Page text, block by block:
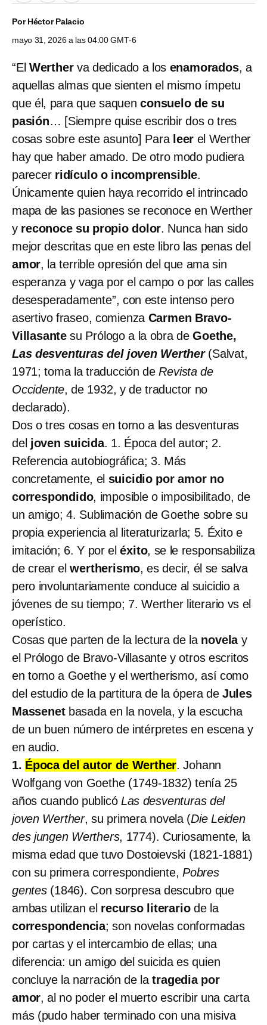
PorHéctor Palacio
mayo 31, 2026 a las 04:00 GMT-6
“El Wertherva dedicado a los enamorados, a
aquellas almas que sienten el mismo ímpetu
que él, para que saquenconsuelo de su
pasión… [Siempre quise escribir dos o tres
cosas sobre este asunto] Para leer el Werther
hay que haber amado. De otro modo pudiera
parecer ridículo o incomprensible.
Únicamente quien haya recorrido el intrincado
mapa de las pasiones se reconoce en Werther
y reconoce su propio dolor. Nunca han sido
mejor descritas que en este libro las penas del
amor, la terrible opresión del que ama sin
esperanza y vaga por el campo o por las calles
desesperadamente”, con este intenso pero
asertivo fraseo, comienza Carmen Bravo-
Villasante su Prólogo a la obra deGoethe,
Las desventuras del joven Werther (Salvat,
1971; toma la traducción deRevista de
Occidente, de 1932, y de traductor no
declarado).
Dos o tres cosas en torno a las desventuras
del joven suicida. 1. Época del autor; 2.
Referencia autobiográfica; 3. Más
concretamente, el suicidio por amor no
correspondido, imposible o imposibilitado, de
un amigo; 4. Sublimación de Goethe sobre su
propia experiencia al literaturizarla; 5. Éxito e
imitación; 6. Y por eléxito, se le responsabiliza
de crear elwertherismo, es decir, él se salva
pero involuntariamente conduce al suicidio a
jóvenes de su tiempo; 7. Werther literario vs el
operístico.
Cosas que parten de la lectura de la novelay
el Prólogo de Bravo-Villasante y otros escritos
en torno a Goethe y el wertherismo, así como
del estudio de la partitura de la ópera deJules
Massenetbasada en la novela, y la escucha
de un buen número de intérpretes en escena y
en audio.
1. Época del autor de Werther. Johann
Wolfgang von Goethe (1749-1832) tenía 25
años cuando publicó Las desventuras del
joven Werther, su primera novela (Die Leiden
des jungen Werthers, 1774). Curiosamente, la
misma edad que tuvo Dostoievski (1821-1881)
con su primera correspondiente, Pobres
gentes(1846). Con sorpresa descubro que
ambas utilizan el recurso literariode la
correspondencia; son novelas conformadas
por cartas y el intercambio de ellas; una
diferencia: un amigo del suicida es quien
concluye la narración de latragedia por
amor, al no poder el muerto escribir una carta
más (pudo haber terminado con una misiva